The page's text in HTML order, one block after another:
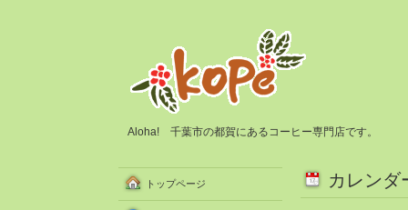
Aloha! 千葉市の都賀にあるコーヒー専門店です。
カレンダ
トップページ